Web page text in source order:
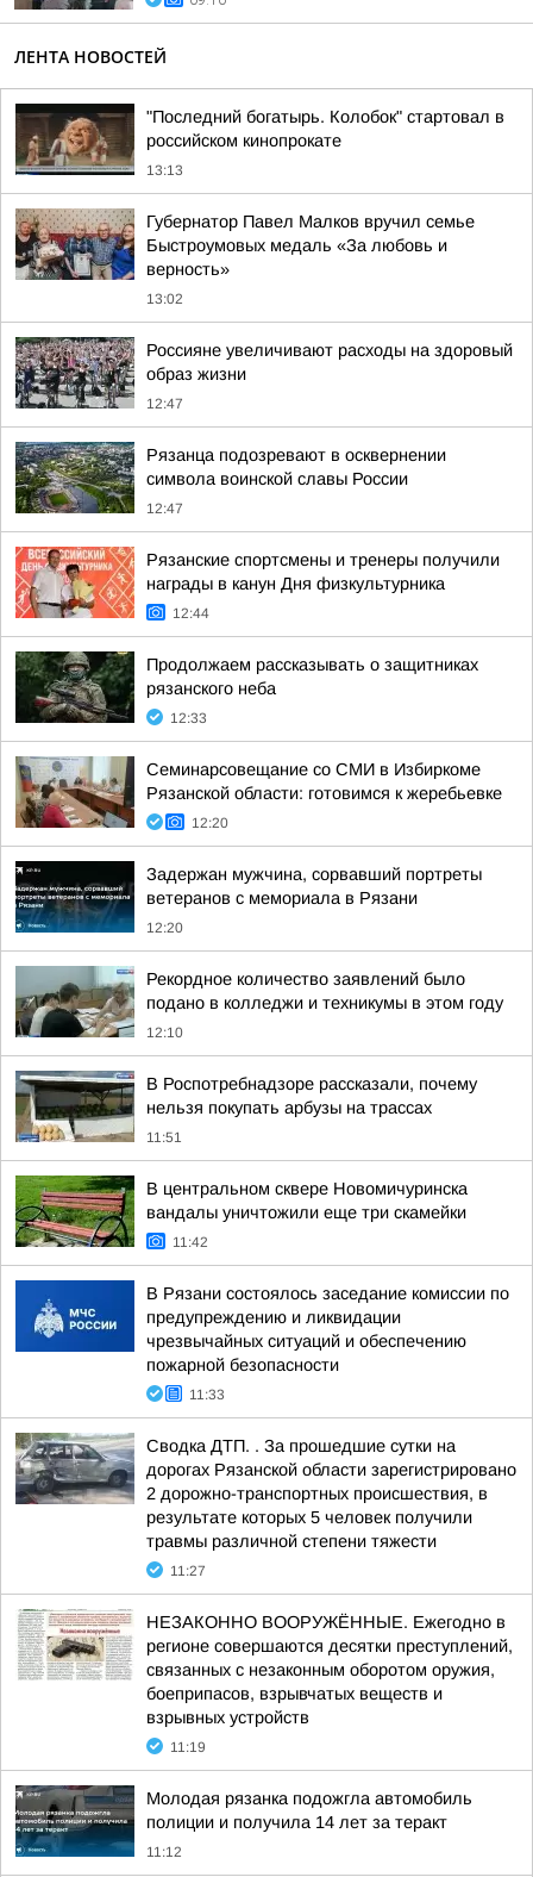
ЛЕНТА НОВОСТЕЙ
"Последний богатырь. Колобок" стартовал в
российском кинопрокате
13:13
Губернатор Павел Малков вручил семье
Быстроумовых медаль «За любовь и
верность»
13:02
Россияне увеличивают расходы на здоровый
образ жизни
12:47
Рязанца подозревают в осквернении
символа воинской славы России
12:47
Рязанские спортсмены и тренеры получили
награды в канун Дня физкультурника
12:44
Продолжаем рассказывать о защитниках
рязанского неба
12:33
Семинарсовещание со СМИ в Избиркоме
Рязанской области: готовимся к жеребьевке
12:20
Задержан мужчина, сорвавший портреты
ветеранов с мемориала в Рязани
12:20
Рекордное количество заявлений было
подано в колледжи и техникумы в этом году
12:10
В Роспотребнадзоре рассказали, почему
нельзя покупать арбузы на трассах
11:51
В центральном сквере Новомичуринска
вандалы уничтожили еще три скамейки
11:42
В Рязани состоялось заседание комиссии по
предупреждению и ликвидации
чрезвычайных ситуаций и обеспечению
пожарной безопасности
11:33
Сводка ДТП. . За прошедшие сутки на
дорогах Рязанской области зарегистрировано
2 дорожно-транспортных происшествия, в
результате которых 5 человек получили
травмы различной степени тяжести
11:27
НЕЗАКОННО ВООРУЖЁННЫЕ. Ежегодно в
регионе совершаются десятки преступлений,
связанных с незаконным оборотом оружия,
боеприпасов, взрывчатых веществ и
взрывных устройств
11:19
Молодая рязанка подожгла автомобиль
полиции и получила 14 лет за теракт
11:12